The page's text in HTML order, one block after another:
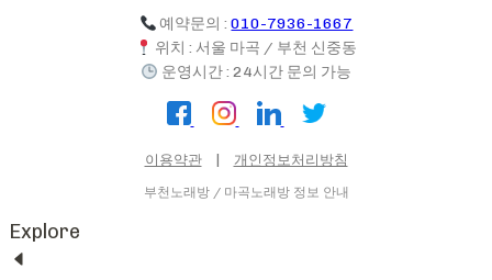
예약문의 :010-7936-1667
위치 : 서울 마곡 / 부천 신중동
운영시간 : 24시간 문의 가능
이용약관 개인정보처리방침
부천노래방 / 마곡노래방 정보 안내
Explore